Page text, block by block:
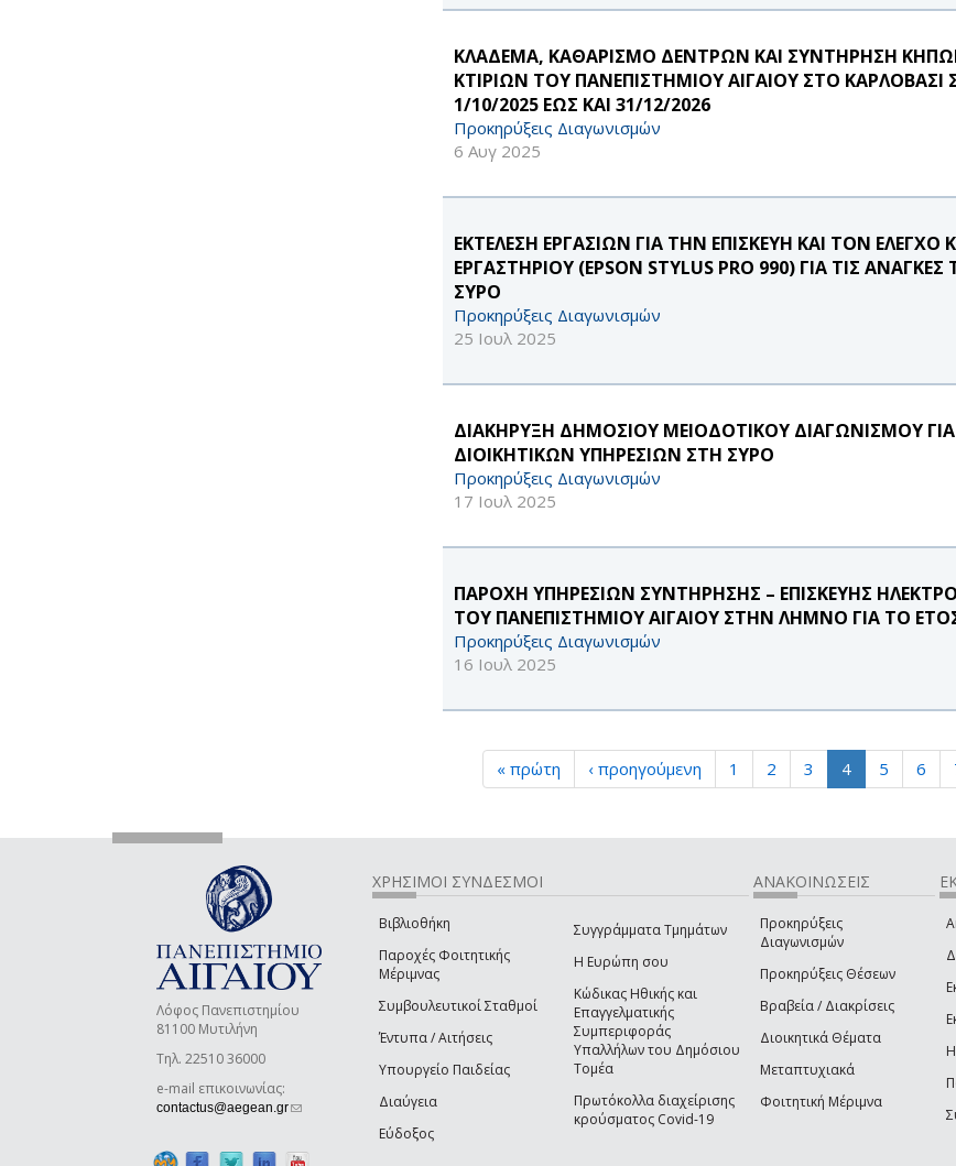
ΚΛΑΔΕΜΑ, ΚΑΘΑΡΙΣΜΟ ΔΕΝΤΡΩΝ ΚΑΙ ΣΥΝΤΗΡΗΣΗ
ΚΤΙΡΙΩΝ ΤΟΥ ΠΑΝΕΠΙΣΤΗΜΙΟΥ ΑΙΓΑΙΟΥ ΣΤΟ
1/10/2025 ΕΩΣ ΚΑΙ 31/12/2026
Προκηρύξεις Διαγωνισμών
6 Αυγ 2025
ΕΚΤΕΛΕΣΗ ΕΡΓΑΣΙΩΝ ΓΙΑ ΤΗΝ ΕΠΙΣΚΕΥΗ ΚΑΙ ΤΟΝ ΕΛΕΓΧΟ
ΕΡΓΑΣΤΗΡΙΟΥ (EPSON STYLUS PRO 990) ΓΙΑ ΤΙΣ
ΣΥΡΟ
Προκηρύξεις Διαγωνισμών
25 Ιουλ 2025
ΔΙΑΚΗΡΥΞΗ ΔΗΜΟΣΙΟΥ ΜΕΙΟΔΟΤΙΚΟΥ ΔΙΑΓΩΝΙΣΜΟΥ
ΔΙΟΙΚΗΤΙΚΩΝ ΥΠΗΡΕΣΙΩΝ ΣΤΗ ΣΥΡΟ
Προκηρύξεις Διαγωνισμών
17 Ιουλ 2025
ΠΑΡΟΧΗ ΥΠΗΡΕΣΙΩΝ ΣΥΝΤΗΡΗΣΗΣ – ΕΠΙΣΚΕΥΗΣ
ΤΟΥ ΠΑΝΕΠΙΣΤΗΜΙΟΥ ΑΙΓΑΙΟΥ ΣΤΗΝ ΛΗΜΝΟ ΓΙΑ ΤΟ
Προκηρύξεις Διαγωνισμών
16 Ιουλ 2025
« πρώτη ‹ προηγούμενη 1 2 3 4 5 6
Λόφος Πανεπιστημίου
81100 Μυτιλήνη
Τηλ. 22510 36000
e-mail επικοινωνίας:
contactus@aegean.gr(link sends e-mail)
ΧΡΗΣΙΜΟΙ ΣΥΝΔΕΣΜΟΙ
Βιβλιοθήκη
Παροχές Φοιτητικής
Μέριμνας
Συμβουλευτικοί Σταθμοί
Έντυπα / Αιτήσεις
Υπουργείο Παιδείας
Διαύγεια
Εύδοξος
Συγγράμματα Τμημάτων
Η Ευρώπη σου
Κώδικας Ηθικής και
Επαγγελματικής
Συμπεριφοράς
Υπαλλήλων του Δημόσιου
Τομέα
Πρωτόκολλα διαχείρισης
κρούσματος Covid-19
ΑΝΑΚΟΙΝΩΣΕΙΣ
Προκηρύξεις
Διαγωνισμών
Προκηρύξεις Θέσεων
Βραβεία / Διακρίσεις
Διοικητικά Θέματα
Μεταπτυχιακά
Φοιτητική Μέριμνα